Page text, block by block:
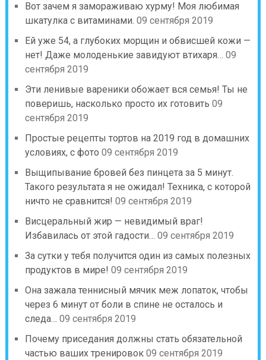
Вот зачем я замораживаю хурму! Моя любимая
шкатулка с витаминами. 09 сентября 2019
Ей уже 54, а глубоких морщин и обвисшей кожи —
нет! Даже молоденькие завидуют втихаря… 09
сентября 2019
Эти ленивые вареники обожает вся семья! Ты не
поверишь, насколько просто их готовить 09
сентября 2019
Простые рецепты тортов на 2019 год в домашних
условиях, с фото 09 сентября 2019
Выщипывание бровей без пинцета за 5 минут.
Такого результата я не ожидал! Техника, с которой
ничто не сравнится! 09 сентября 2019
Висцеральный жир — невидимый враг!
Избавилась от этой гадости… 09 сентября 2019
За сутки у тебя получится один из самых полезных
продуктов в мире! 09 сентября 2019
Она зажала теннисный мячик меж лопаток, чтобы
через 6 минут от боли в спине не осталось и
следа… 09 сентября 2019
Почему приседания должны стать обязательной
частью ваших тренировок 09 сентября 2019